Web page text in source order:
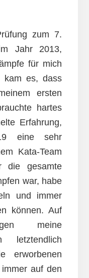
zum 7.
Jahr 2013,
für mich
kam es, dass
ersten
hartes
Erfahrung,
eine sehr
Kata-Team
die gesamte
war, habe
und immer
können. Auf
meine
letztendlich
erworbenen
auf den